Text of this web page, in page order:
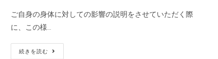
ご自身の身体に対しての影響の説明をさせていただく際
に、この様…
続きを読む